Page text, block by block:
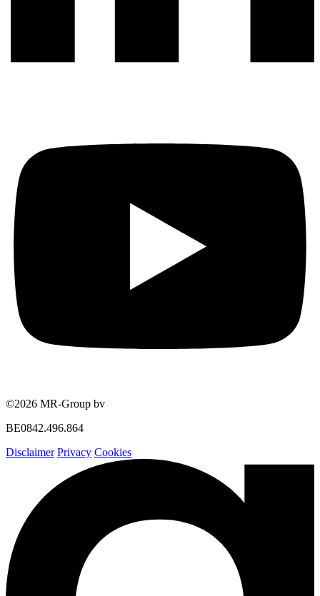
©2026 MR-Group bv
BE0842.496.864
Disclaimer Privacy Cookies